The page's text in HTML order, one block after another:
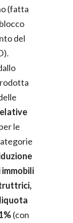
(fatta
del
le
(con